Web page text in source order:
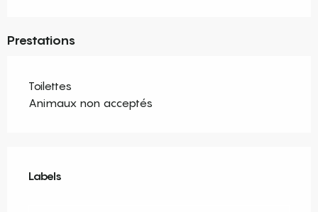
Prestations
Toilettes
Animaux non acceptés
Labels
Labels